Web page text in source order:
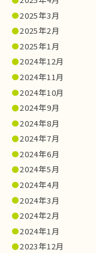
2025年3月
2025年2月
2025年1月
2024年12月
2024年11月
2024年10月
2024年9月
2024年8月
2024年7月
2024年6月
2024年5月
2024年4月
2024年3月
2024年2月
2024年1月
2023年12月